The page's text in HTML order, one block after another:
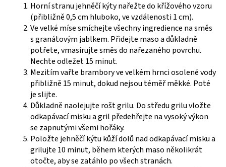
Horní stranu jehněčí kýty nařežte do křížového vzoru
(přibližně 0,5 cm hluboko, ve vzdálenosti 1 cm).
Ve velké míse smíchejte všechny ingredience na směs
s granátovým jablkem. Přidejte maso a důkladně
potřete, vmasírujte směs do nařezaného povrchu.
Nechte odležet 15 minut.
Mezitím vařte brambory ve velkém hrnci osolené vody
přibližně 15 minut, dokud nejsou téměř měkké. Poté
je slijte.
Důkladně naolejujte rošt grilu. Do středu grilu vložte
odkapávací misku a gril předehřejte na vysoký výkon
se zapnutými všemi hořáky.
Položte jehněčí kýtu kůží dolů nad odkapávací misku a
grilujte 10 minut, během kterých maso několikrát
otočte, aby se zatáhlo po všech stranách.